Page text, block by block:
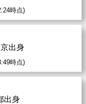
時点)
出身
時点)
出身